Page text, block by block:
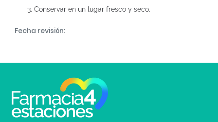
Conservar en un lugar fresco y seco.
Fecha revisión: